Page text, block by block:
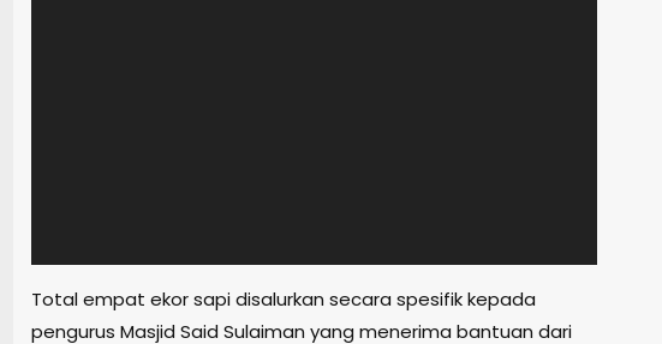
Total empat ekor sapi disalurkan secara spesifik kepada
pengurus Masjid Said Sulaiman yang menerima bantuan dari